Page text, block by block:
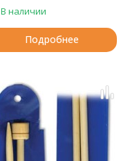
В наличии
Подробнее